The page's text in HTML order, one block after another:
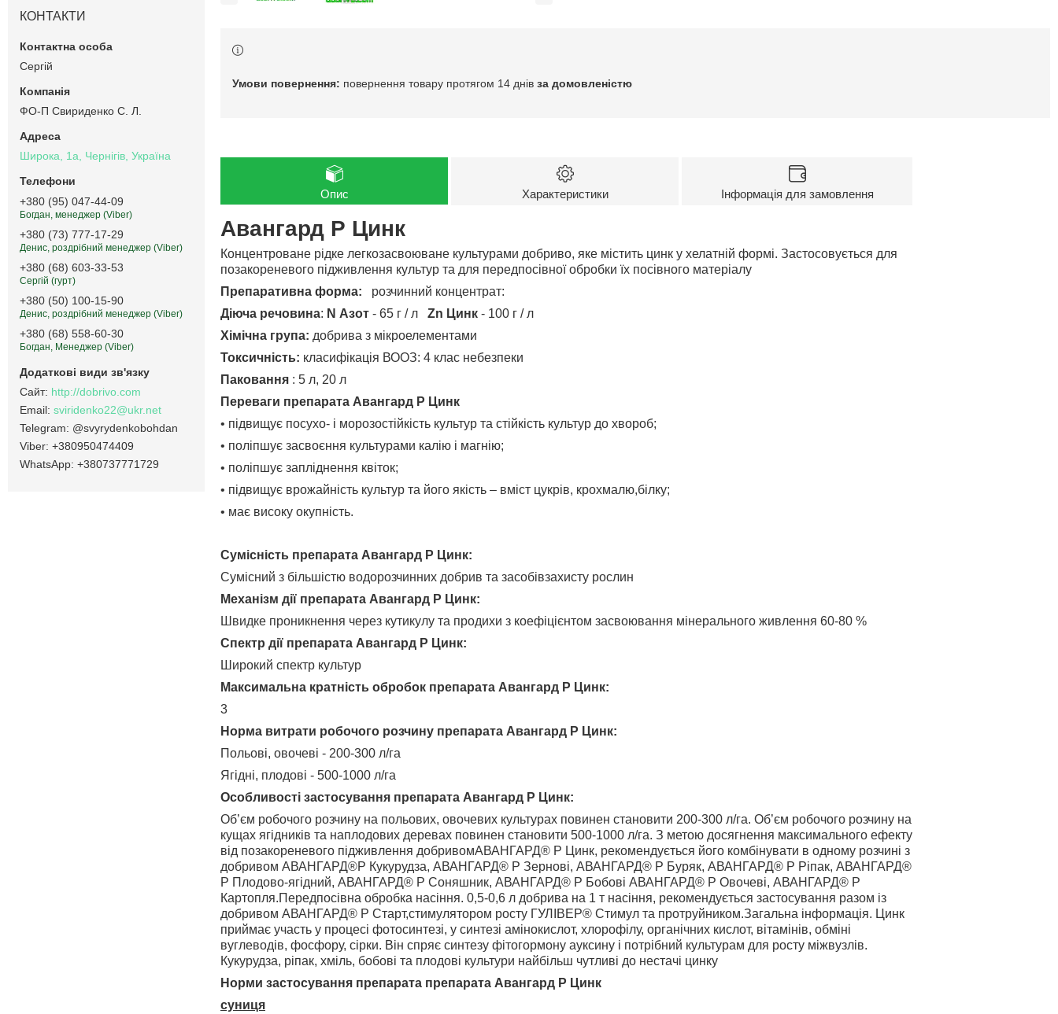
повернення товару протягом 14 днів за домовленістю
Опис Характеристики Інформація для замовлення
Авангард Р Цинк
Концентроване рідке легкозасвоюване культурами добриво, яке містить цинк у хелатній формі. Застосовується для
позакореневого підживлення культур та для передпосівної обробки їх посівного матеріалу
Препаративна форма: розчинний концентрат:
Діюча речовина: N Азот - 65 г / л Zn Цинк - 100 г / л
Хімічна група: добрива з мікроелементами
Токсичність: класифікація ВООЗ: 4 клас небезпеки
Паковання : 5 л, 20 л
Пepeвaги препарата Авангард Р Цинк
• підвищує посухо- і морозостійкість культур та стійкість культур до хвороб;
• поліпшує засвоєння культурами калію і магнію;
• поліпшує запліднення квіток;
• підвищує врожайність культур та його якість – вміст цукрів, крохмалю,білку;
• має високу окупність.
Сумісність препарата Авангард Р Цинк:
Сумісний з бiльшiстю водорозчинних добрив та засобівзахисту рослин
Механiзм дії препарата Авангард Р Цинк:
Швидке проникнення через кутикулу та продихи з коефіцієнтом засвоювання мінерального живлення 60-80 %
Спектр дії препарата Авангард Р Цинк:
Широкий спектр культур
Максимальна кратність обробок препарата Авангард Р Цинк:
3
Норма витрати робочого розчину препарата Авангард Р Цинк:
Польові, овочеві - 200-300 л/га
Ягідні, плодові - 500-1000 л/га
Особливостi застосування препарата Авангард Р Цинк:
Об’єм робочого розчину на польових, овочевих культурах повинен становити 200-300 л/га. Об’єм робочого розчину на
кущах ягідників та наплодових деревах повинен становити 500-1000 л/га. З метою досягнення максимального ефекту
від позакореневого підживлення добривомАВАНГАРД® Р Цинк, рекомендується його комбінувати в одному розчині з
добривом АВАНГАРД®Р Кукурудза, АВАНГАРД® Р Зернові, АВАНГАРД® Р Буряк, АВАНГАРД® Р Ріпак, АВАНГАРД®
Р Плодово-ягідний, АВАНГАРД® Р Соняшник, АВАНГАРД® Р Бобові АВАНГАРД® Р Овочеві, АВАНГАРД® Р
Картопля.Передпосівна обробка насіння. 0,5-0,6 л добрива на 1 т насіння, рекомендується застосування разом із
добривом АВАНГАРД® Р Старт,стимулятором росту ГУЛІВЕР® Стимул та протруйником.Загальна інформація. Цинк
приймає участь у процесі фотосинтезі, у синтезі амінокислот, хлорофілу, органічних кислот, вітамінів, обміні
вуглеводів, фосфору, сірки. Він спряє синтезу фітогормону ауксину і потрібний культурам для росту міжвузлів.
Кукурудза, ріпак, хміль, бобові та плодові культури найбільш чутливі до нестачі цинку
Норми застосування препарата препарата Авангард Р Цинк
суниця
КОНТАКТИ
Сергій
ФО-П Свириденко С. Л.
Широка, 1а, Чернігів, Україна
+380 (95) 047-44-09
Богдан, менеджер (Viber)
+380 (73) 777-17-29
Денис, роздрібний менеджер (Viber)
+380 (68) 603-33-53
Сергій (гурт)
+380 (50) 100-15-90
Денис, роздрібний менеджер (Viber)
+380 (68) 558-60-30
Богдан, Менеджер (Viber)
http://dobrivo.com
sviridenko22@ukr.net
@svyrydenkobohdan
+380950474409
+380737771729